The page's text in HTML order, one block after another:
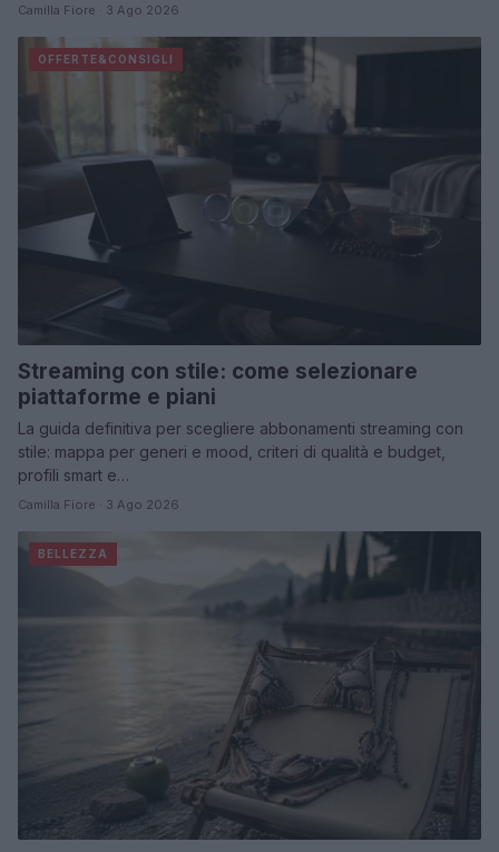
Camilla Fiore · 3 Ago 2026
OFFERTE&CONSIGLI
Streaming con stile: come selezionare
piattaforme e piani
La guida definitiva per scegliere abbonamenti streaming con
stile: mappa per generi e mood, criteri di qualità e budget,
profili smart e…
Camilla Fiore · 3 Ago 2026
BELLEZZA